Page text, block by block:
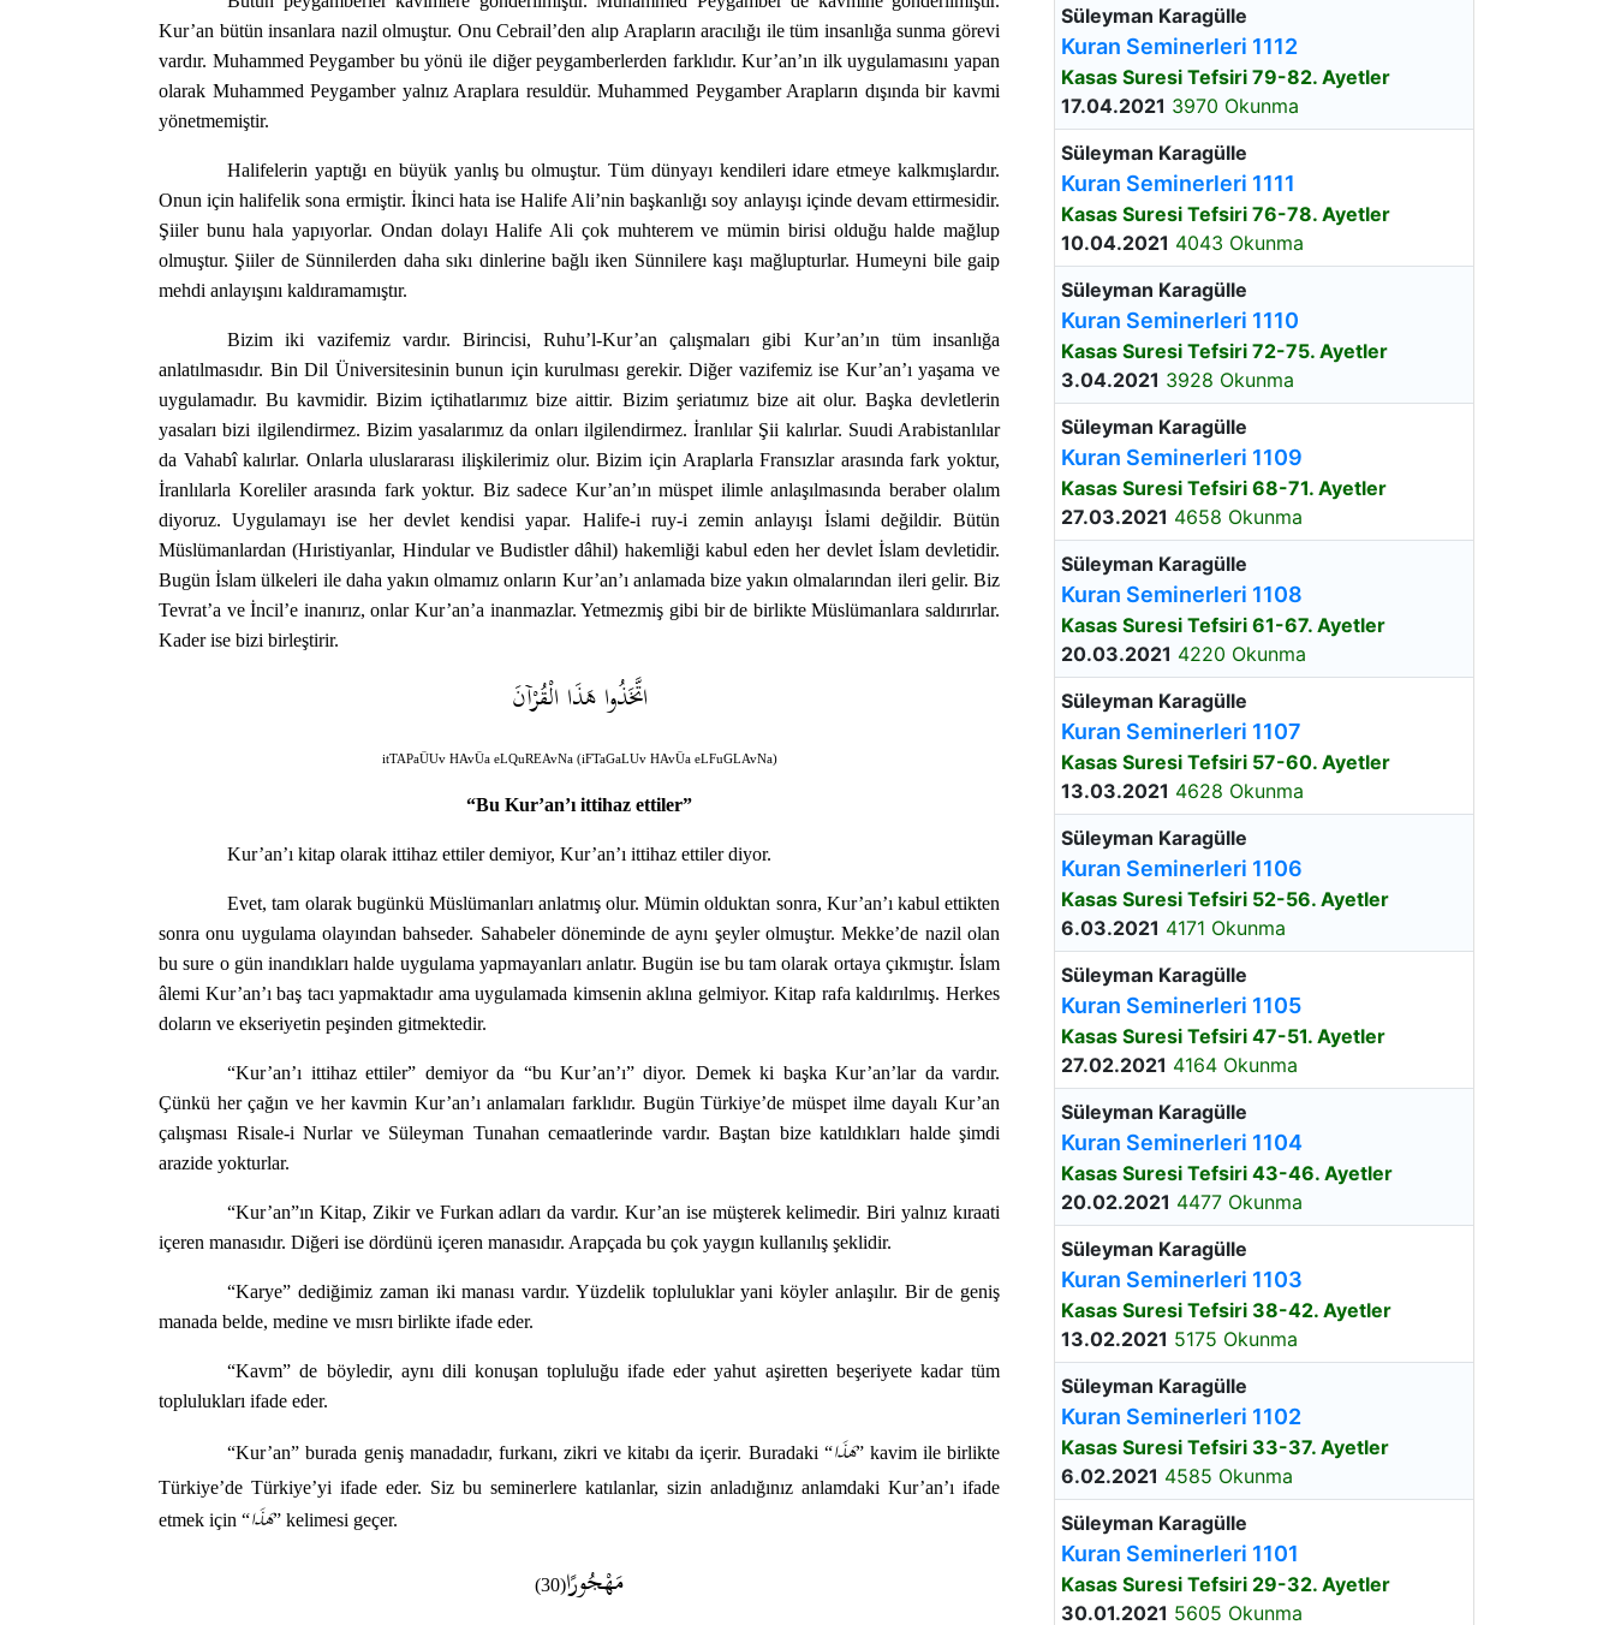
Kur’an bütün insanlara nazil olmuştur. Onu Cebrail’den alıp Arapların aracılığı ile tüm insanlığa sunma görevi
vardır. Muhammed Peygamber bu yönü ile diğer peygamberlerden farklıdır. Kur’an’ın ilk uygulamasını yapan
olarak Muhammed Peygamber yalnız Araplara resuldür. Muhammed Peygamber Arapların dışında bir kavmi
yönetmemiştir.
Halifelerin yaptığı en büyük yanlış bu olmuştur. Tüm dünyayı kendileri idare etmeye kalkmışlardır.
Onun için halifelik sona ermiştir. İkinci hata ise Halife Ali’nin başkanlığı soy anlayışı içinde devam ettirmesidir.
Şiiler bunu hala yapıyorlar. Ondan dolayı Halife Ali çok muhterem ve mümin birisi olduğu halde mağlup
olmuştur. Şiiler de Sünnilerden daha sıkı dinlerine bağlı iken Sünnilere kaşı mağlupturlar. Humeyni bile gaip
mehdi anlayışını kaldıramamıştır.
Bizim iki vazifemiz vardır. Birincisi, Ruhu’l-Kur’an çalışmaları gibi Kur’an’ın tüm insanlığa
anlatılmasıdır. Bin Dil Üniversitesinin bunun için kurulması gerekir. Diğer vazifemiz ise Kur’an’ı yaşama ve
uygulamadır. Bu kavmidir. Bizim içtihatlarımız bize aittir. Bizim şeriatımız bize ait olur. Başka devletlerin
yasaları bizi ilgilendirmez. Bizim yasalarımız da onları ilgilendirmez. İranlılar Şii kalırlar. Suudi Arabistanlılar
da Vahabî kalırlar. Onlarla uluslararası ilişkilerimiz olur. Bizim için Araplarla Fransızlar arasında fark yoktur,
İranlılarla Koreliler arasında fark yoktur. Biz sadece Kur’an’ın müspet ilimle anlaşılmasında beraber olalım
diyoruz. Uygulamayı ise her devlet kendisi yapar. Halife-i ruy-i zemin anlayışı İslami değildir. Bütün
Müslümanlardan (Hıristiyanlar, Hindular ve Budistler dâhil) hakemliği kabul eden her devlet İslam devletidir.
Bugün İslam ülkeleri ile daha yakın olmamız onların Kur’an’ı anlamada bize yakın olmalarından ileri gelir. Biz
Tevrat’a ve İncil’e inanırız, onlar Kur’an’a inanmazlar. Yetmezmiş gibi bir de birlikte Müslümanlara saldırırlar.
Kader ise bizi birleştirir.
اتَّخَذُوا هَذَا الْقُرْآنَ
itTAPaÜUv HAvÜa eLQuREAvNa (iFTaGaLUv HAvÜa eLFuGLAvNa)
“Bu Kur’an’ı ittihaz ettiler”
Kur’an’ı kitap olarak ittihaz ettiler demiyor, Kur’an’ı ittihaz ettiler diyor.
Evet, tam olarak bugünkü Müslümanları anlatmış olur. Mümin olduktan sonra, Kur’an’ı kabul ettikten
sonra onu uygulama olayından bahseder. Sahabeler döneminde de aynı şeyler olmuştur. Mekke’de nazil olan
bu sure o gün inandıkları halde uygulama yapmayanları anlatır. Bugün ise bu tam olarak ortaya çıkmıştır. İslam
âlemi Kur’an’ı baş tacı yapmaktadır ama uygulamada kimsenin aklına gelmiyor. Kitap rafa kaldırılmış. Herkes
doların ve ekseriyetin peşinden gitmektedir.
“Kur’an’ı ittihaz ettiler” demiyor da “bu Kur’an’ı” diyor. Demek ki başka Kur’an’lar da vardır.
Çünkü her çağın ve her kavmin Kur’an’ı anlamaları farklıdır. Bugün Türkiye’de müspet ilme dayalı Kur’an
çalışması Risale-i Nurlar ve Süleyman Tunahan cemaatlerinde vardır. Baştan bize katıldıkları halde şimdi
arazide yokturlar.
“Kur’an”ın Kitap, Zikir ve Furkan adları da vardır. Kur’an ise müşterek kelimedir. Biri yalnız kıraati
içeren manasıdır. Diğeri ise dördünü içeren manasıdır. Arapçada bu çok yaygın kullanılış şeklidir.
“Karye” dediğimiz zaman iki manası vardır. Yüzdelik topluluklar yani köyler anlaşılır. Bir de geniş
manada belde, medine ve mısrı birlikte ifade eder.
“Kavm” de böyledir, aynı dili konuşan topluluğu ifade eder yahut aşiretten beşeriyete kadar tüm
toplulukları ifade eder.
“Kur’an” burada geniş manadadır, furkanı, zikri ve kitabı da içerir. Buradaki “هَذَا” kavim ile birlikte
Türkiye’de Türkiye’yi ifade eder. Siz bu seminerlere katılanlar, sizin anladığınız anlamdaki Kur’an’ı ifade
etmek için “هَذَا” kelimesi geçer.
مَهْجُورًا(30)
Süleyman Karagülle
Kuran Seminerleri 1112
Kasas Suresi Tefsiri 79-82. Ayetler
17.04.2021 3970 Okunma
Süleyman Karagülle
Kuran Seminerleri 1111
Kasas Suresi Tefsiri 76-78. Ayetler
10.04.2021 4043 Okunma
Süleyman Karagülle
Kuran Seminerleri 1110
Kasas Suresi Tefsiri 72-75. Ayetler
3.04.2021 3928 Okunma
Süleyman Karagülle
Kuran Seminerleri 1109
Kasas Suresi Tefsiri 68-71. Ayetler
27.03.2021 4658 Okunma
Süleyman Karagülle
Kuran Seminerleri 1108
Kasas Suresi Tefsiri 61-67. Ayetler
20.03.2021 4220 Okunma
Süleyman Karagülle
Kuran Seminerleri 1107
Kasas Suresi Tefsiri 57-60. Ayetler
13.03.2021 4628 Okunma
Süleyman Karagülle
Kuran Seminerleri 1106
Kasas Suresi Tefsiri 52-56. Ayetler
6.03.2021 4171 Okunma
Süleyman Karagülle
Kuran Seminerleri 1105
Kasas Suresi Tefsiri 47-51. Ayetler
27.02.2021 4164 Okunma
Süleyman Karagülle
Kuran Seminerleri 1104
Kasas Suresi Tefsiri 43-46. Ayetler
20.02.2021 4477 Okunma
Süleyman Karagülle
Kuran Seminerleri 1103
Kasas Suresi Tefsiri 38-42. Ayetler
13.02.2021 5175 Okunma
Süleyman Karagülle
Kuran Seminerleri 1102
Kasas Suresi Tefsiri 33-37. Ayetler
6.02.2021 4585 Okunma
Süleyman Karagülle
Kuran Seminerleri 1101
Kasas Suresi Tefsiri 29-32. Ayetler
30.01.2021 5605 Okunma